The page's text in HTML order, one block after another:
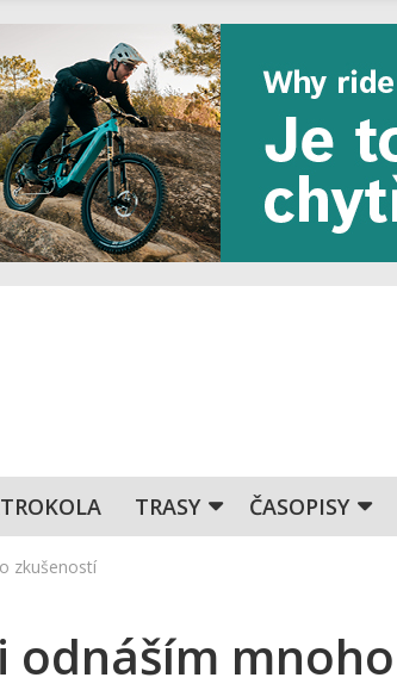
TRASY ČASOPISY
zkušeností
odnáším mnoho